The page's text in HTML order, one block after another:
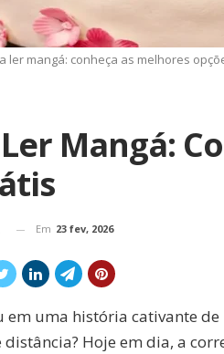
ler mangá: conheça as melhores
Mangá:
Em 23 fev, 2026
em uma história cativante
Hoje em dia, a